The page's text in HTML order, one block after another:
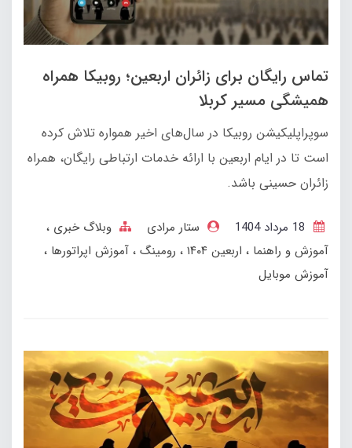
تماس رایگان برای زائران اربعین؛ روبیکا همراه
همیشگی مسیر کربلا
سوپراپلیکیشن روبیکا در سال‌های اخیر همواره تلاش کرده
است تا در ایام اربعین با ارائه خدمات ارتباطی رایگان، همراه
زائران حسینی باشد.
ستار مرادی
وبلاگ خبری
آموزش و راهنما
اربعین ۱۴۰۴ رومینگ آموزش اپراتورها
آموزش موبایل